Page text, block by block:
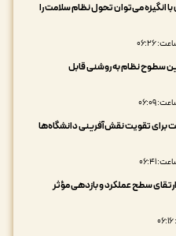
با انگیزه می‌توان تحول نظام سلامت را
سطوح نظام به روشنی قابل
برای تقویت نقش‌آفرینی دانشگاه‌ها
سطح عملکرد و بازدهی مؤثر